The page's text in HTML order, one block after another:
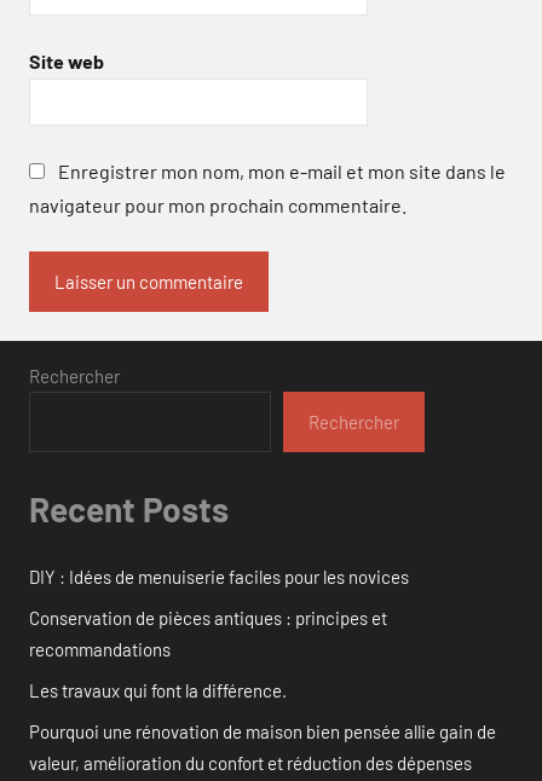
Site web
Enregistrer mon nom, mon e-mail et mon site dans le
navigateur pour mon prochain commentaire.
Rechercher
Rechercher
Recent Posts
DIY : Idées de menuiserie faciles pour les novices
Conservation de pièces antiques : principes et
recommandations
Les travaux qui font la différence.
Pourquoi une rénovation de maison bien pensée allie gain de
valeur, amélioration du confort et réduction des dépenses